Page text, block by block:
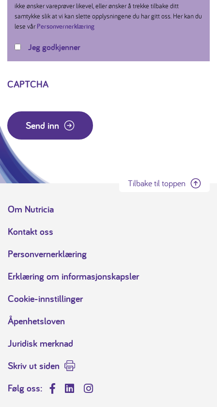
ikke ønsker vareprøver likevel, eller ønsker å trekke tilbake ditt
samtykke slik at vi kan slette opplysningene du har gitt oss. Her kan du
lese vår Personvernerklæring
Jeg godkjenner
CAPTCHA
Send inn
Tilbake til toppen
Om Nutricia
Kontakt oss
Personvernerklæring
Erklæring om informasjonskapsler
Cookie-innstillinger
Åpenhetsloven
Juridisk merknad
Skriv ut siden
Følg oss:
Facebook
LinkedInInstagram